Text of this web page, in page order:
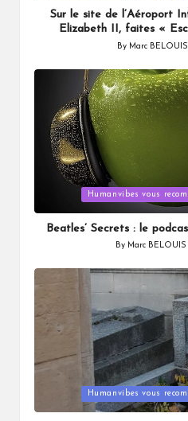
Sur le site de l’Aéroport
Elizabeth II, faites «
Posted
By Marc BELOUIS
in
Humanvibes vous
Beatles’ Secrets : le
Posted
By Marc BELOUIS
in
Humanvibes vous